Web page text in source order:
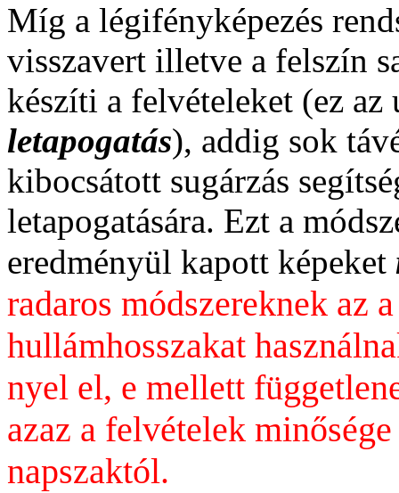
Míg a légifényképezés
visszavert illetve a felszín
készíti a felvételeket (ez
letapogatás), addig sok
kibocsátott sugárzás
letapogatására. Ezt a
eredményül kapott képeket
radaros módszereknek az
hullámhosszakat
nyel el, e mellett
azaz a felvételek
napszaktól.